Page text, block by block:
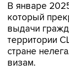
В январе
который
выдачи
территории
стране
визам.